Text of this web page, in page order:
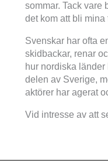
sommar. Tack vare
det kom att bli
Svenskar har ofta
skidbackar, renar
hur nordiska
delen av Sverige,
aktörer har agerat
Vid intresse av att